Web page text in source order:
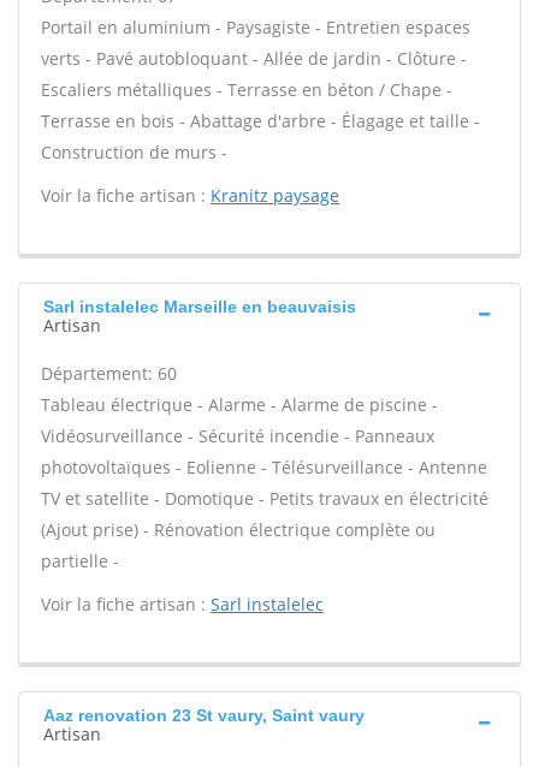
Portail en aluminium - Paysagiste - Entretien espaces
verts - Pavé autobloquant - Allée de jardin - Clôture -
Escaliers métalliques - Terrasse en béton / Chape -
Terrasse en bois - Abattage d'arbre - Élagage et taille -
Construction de murs -
Voir la fiche artisan : Kranitz paysage
Sarl instalelec Marseille en beauvaisis
Artisan
Département: 60
Tableau électrique - Alarme - Alarme de piscine -
Vidéosurveillance - Sécurité incendie - Panneaux
photovoltaïques - Eolienne - Télésurveillance - Antenne
TV et satellite - Domotique - Petits travaux en électricité
(Ajout prise) - Rénovation électrique complète ou
partielle -
Voir la fiche artisan : Sarl instalelec
Aaz renovation 23 St vaury, Saint vaury
Artisan